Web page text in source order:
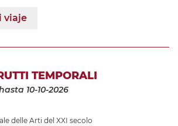
viaje
TEMPORALI
10-10-2026
delle Arti del XXI secolo